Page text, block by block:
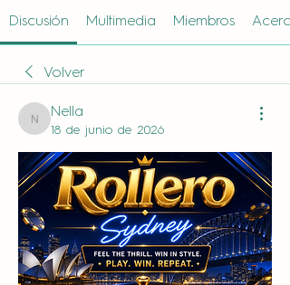
Discusión Multimedia Miembros
Volver
Nella
Nella
18 de junio de 2026